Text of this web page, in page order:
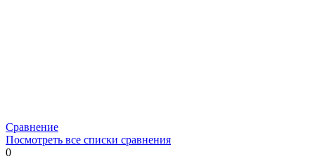
Сравнение
Посмотреть все списки сравнения
0